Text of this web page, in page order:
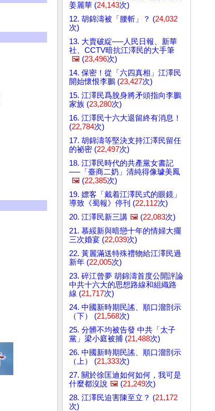
姜麗華 (24,143次)
12. 胡錦濤被「腰斬」？ (24,032
次)
13. 大賣破綻──人民日報、新華
社、CCTV暗抗江澤民的大手筆
🖼️ (23,496次)
14. 保密！從「六四真相」江澤民
開始懷恨李鵬 (23,427次)
15. 江澤民爲脫身將矛頭指向李鵬
家族 (23,280次)
16. 江澤民十六大退留終有消息！
(22,784次)
17. 胡錦濤等堅決支持江澤民留任
的祕密 (22,497次)
18. 江澤民時代的共產黨女書記
──「臺商二奶」清純得像璩美鳳
🖼️ (22,385次)
19. 嫖客「戴着江澤民式的眼鏡」
導致《蜀報》停刊 (22,112次)
20. 江澤民新三講 🖼️ (22,083次)
21. 慕綏新與暗戀十年的情婦大擺
三次婚宴 (22,039次)
22. 黃麗滿送特殊禮物給江澤民過
新年 (22,005次)
23. 碎江曾夢 胡錦濤首度公開評論
中共十六大的思想路線和組織路
線 (21,717次)
24. 中國新時期民謠、順口溜剖示
（下） (21,568次)
25. 分髒不均被告發 中共「太子
黨」梁小庭被捕 (21,488次)
26. 中國新時期民謠、順口溜剖示
（上） (21,333次)
27. 關於徐匡迪如何如何，我可是
什麼都沒說 🖼️ (21,249次)
28. 江澤民迫害陳至立？ (21,172
次)